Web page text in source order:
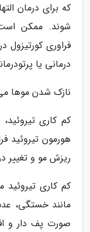
که برای درمان
شوند. ممکن
فراوری
درمانی یا
نازک شدن موها می
کم کاری
هورمون تیروئید
ریزش مو و تغییر
کم کاری
مانند خستگی،
صورت پف دار و